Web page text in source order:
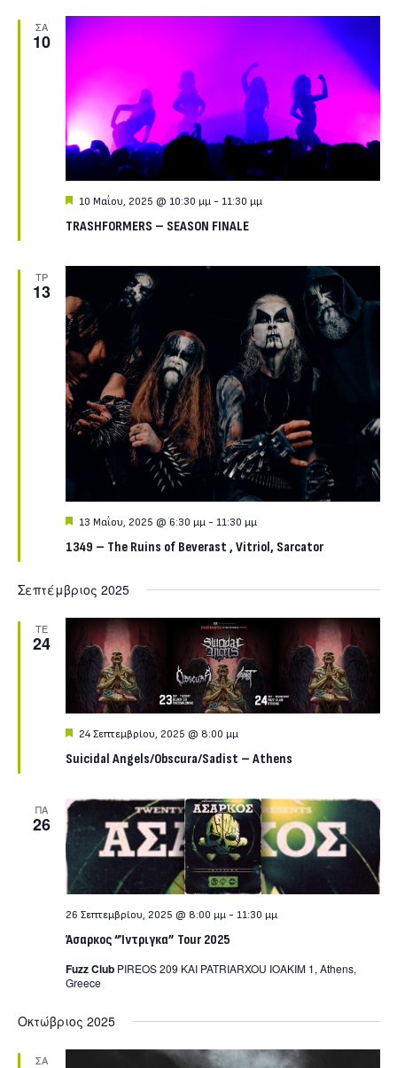
ΣΑ
10
TRASHFORMERS – SEASON FINALE
Featured
10 Μαΐου, 2025 @ 10:30 μμ- 11:30 μμ
ΤΡ
13
1349 – The Ruins of Beverast , Vitriol, Sarcator
Featured
13 Μαΐου, 2025 @ 6:30 μμ- 11:30 μμ
Σεπτέμβριος 2025
ΤΕ
24
Suicidal Angels/Obscura/Sadist – Athens
Featured
24 Σεπτεμβρίου, 2025 @ 8:00 μμ
ΠΑ
26
Άσαρκος “Ίντριγκα” Tour 2025
26 Σεπτεμβρίου, 2025 @ 8:00 μμ- 11:30 μμ
Fuzz Club PIREOS 209 KAI PATRIARXOU IOAKIM 1, Athens,
Greece
Οκτώβριος 2025
ΣΑ